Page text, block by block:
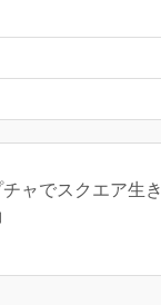
ャでスクエア生